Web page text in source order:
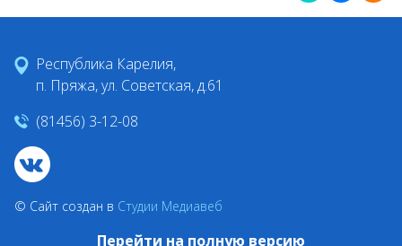
Республика Карелия,
п. Пряжа, ул. Советская, д.61
(81456) 3-12-08
© Сайт создан в Студии Медиавеб
Перейти на полную версию